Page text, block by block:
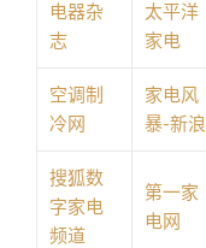
电器杂
志
太平洋
家电
空调制
冷网
家电风
暴-新浪
搜狐数
字家电
频道
第一家
电网